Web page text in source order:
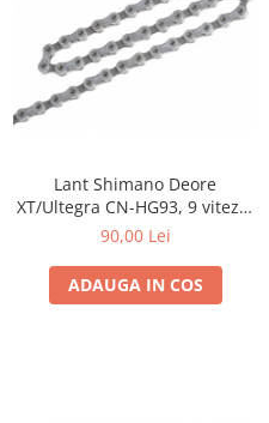
Lant Shimano Deore
XT/Ultegra CN-HG93, 9 viteze,
114 zale
90,00 Lei
ADAUGA IN COS